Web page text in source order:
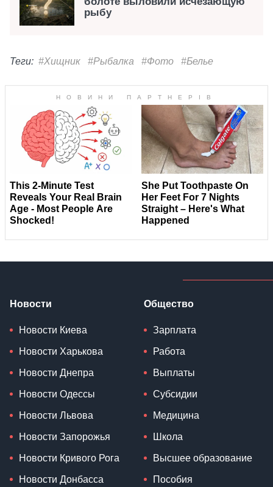
рыбу
Теги: #Хищник #Рыбалка #Фото #Белье
Новости
Новости Киева
Новости Харькова
Новости Днепра
Новости Одессы
Новости Львова
Новости Запорожья
Новости Кривого Рога
Новости Донбасса
Общество
Зарплата
Работа
Выплаты
Субсидии
Медицина
Школа
Высшее образование
Пособия